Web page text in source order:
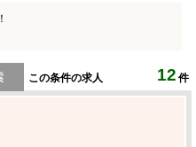
この条件の求人 12 件